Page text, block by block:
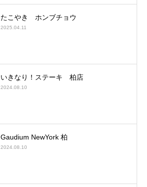
たこやき ホンブチョウ
2025.04.11
いきなり！ステーキ 柏店
2024.08.10
Gaudium NewYork 柏
2024.08.10